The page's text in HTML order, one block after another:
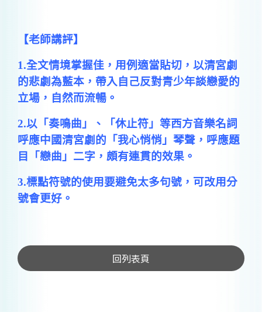
【老師講評】
1.全文情境掌握佳，用例適當貼切，以清宮劇
的悲劇為藍本，帶入自己反對青少年談戀愛的
立場，自然而流暢。
2.以「奏鳴曲」、「休止符」等西方音樂名詞
呼應中國清宮劇的「我心悄悄」琴聲，呼應題
目「戀曲」二字，頗有連貫的效果。
3.標點符號的使用要避免太多句號，可改用分
號會更好。
回列表頁